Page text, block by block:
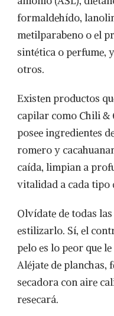
formaldehído,
metilparabeno o el
sintética o perfume,
otros.
Existen productos
capilar como Chili &
posee ingredientes
romero y
caída, limpian a
vitalidad a cada tipo
Olvídate de todas
estilizarlo. Sí, el
pelo es lo peor que
Aléjate de planchas,
secadora con aire
resecará.